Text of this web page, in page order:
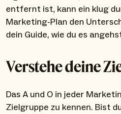
entfernt ist, kann ein klug
Marketing-Plan den
dein Guide, wie du es
Verstehe deine
Das A und O in jeder
Zielgruppe zu kennen. Bist